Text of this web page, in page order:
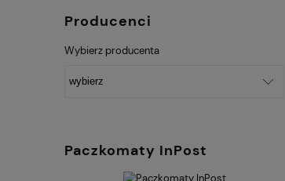
Producenci
Wybierz producenta
Paczkomaty InPost